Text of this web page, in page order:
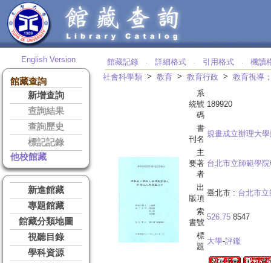
English Version
館藏查詢
新增查詢
查詢結果
查詢歷史
標記記錄
他校館藏
新進館藏
專題館藏
館藏分類地圖
視聽目錄
學科資源
館藏記錄 ‧ 詳細格式 ‧ 引用格式 ‧
機讀
社會科學類 > 教育 > 教育行政 > 教育視導
系
統號
碼
189920
書
刊名
規畫成立辦理大
主
要著
者
台北市立師範學院
出
版項
臺北市 : 台北市
索
書號
526.75 8547
標
題
大學-評鑑